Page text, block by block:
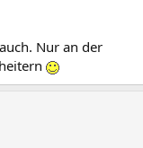
Nur an der